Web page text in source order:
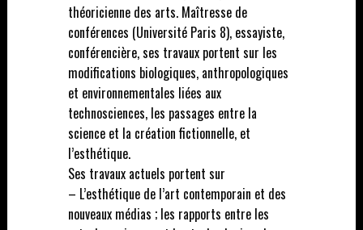
théoricienne des arts. Maîtresse de
conférences (Université Paris 8), essayiste,
conférencière, ses travaux portent sur les
modifications biologiques, anthropologiques
et environnementales liées aux
technosciences, les passages entre la
science et la création fictionnelle, et
l’esthétique.
Ses travaux actuels portent sur
– L’esthétique de l’art contemporain et des
nouveaux médias ; les rapports entre les